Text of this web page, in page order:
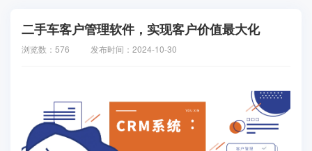
二手车客户管理软件，实现客户价值最大化
浏览数：576 发布时间：2024-10-30